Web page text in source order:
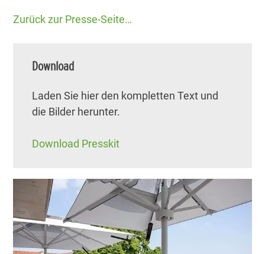
Zurück zur Presse-Seite…
Download
Laden Sie hier den kompletten Text und
die Bilder herunter.
Download Presskit